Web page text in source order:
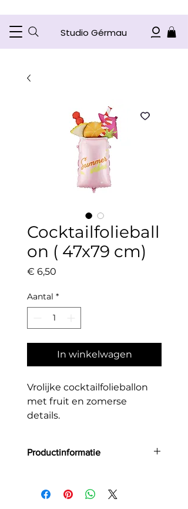
Studio Gérmau
Cocktailfolieball
on ( 47x79 cm)
€ 6,50
Aantal *
In winkelwagen
Vrolijke cocktailfolieballon
met fruit en zomerse
details.
Productinformatie
Geschikt voor helium & lucht